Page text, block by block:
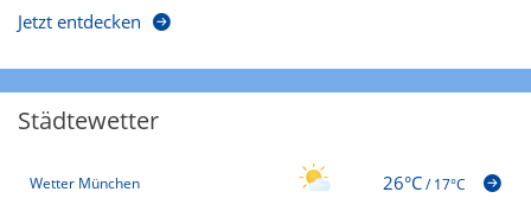
Jetzt entdecken
Städtewetter
Wetter München 26°C/17°C